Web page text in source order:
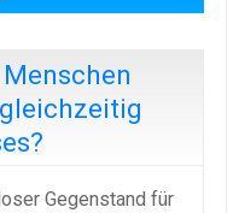
Gegenstand für